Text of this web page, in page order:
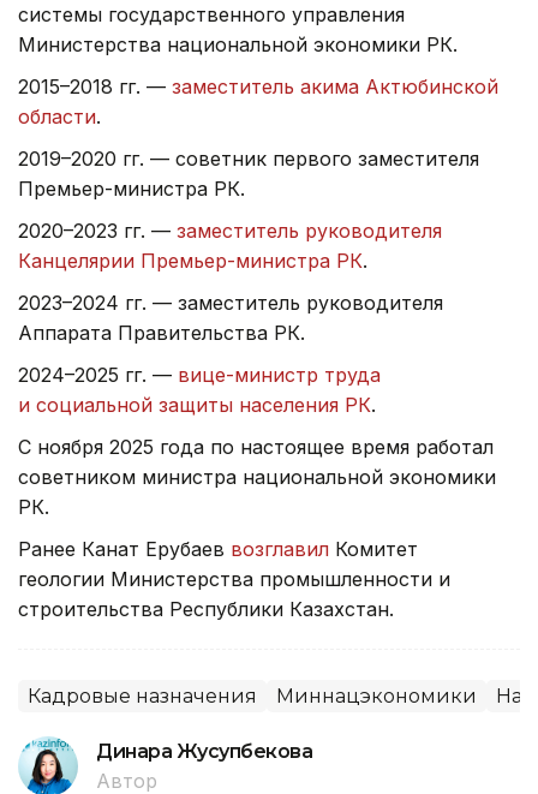
системы государственного управления
Министерства национальной экономики РК.
2015–2018 гг. — заместитель акима Актюбинской
области.
2019–2020 гг. — советник первого заместителя
Премьер-министра РК.
2020–2023 гг. — заместитель руководителя
Канцелярии Премьер-министра РК.
2023–2024 гг. — заместитель руководителя
Аппарата Правительства РК.
2024–2025 гг. — вице-министр труда
и социальной защиты населения РК.
С ноября 2025 года по настоящее время работал
советником министра национальной экономики
РК.
Ранее Канат Ерубаев возглавил Комитет
геологии Министерства промышленности и
строительства Республики Казахстан.
Кадровые назначения Миннацэкономики
Динара Жусупбекова
Автор